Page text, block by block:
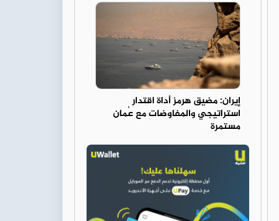
إيران: مضيق هرمز أداة اقتدار
استراتيجي والمفاوضات مع عُمان
مستمرة